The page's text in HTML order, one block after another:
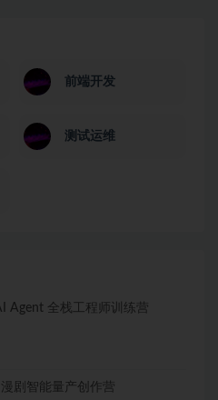
前端开发
测试运维
Agent 全栈工程师训练营
剧智能量产创作营